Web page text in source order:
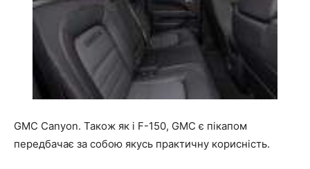
GMC Canyon. Також як і F-150, GMC є пікапом
передбачає за собою якусь практичну корисність.